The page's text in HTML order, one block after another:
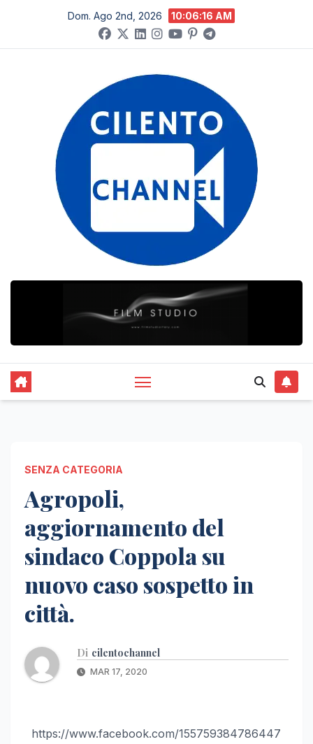
contenuto
Dom. Ago 2nd, 2026 10:06:17 AM
SENZA CATEGORIA
Agropoli,
aggiornamento del
sindaco Coppola su
nuovo caso sospetto in
città.
Di cilentochannel
MAR 17, 2020
https://www.facebook.com/155759384786447